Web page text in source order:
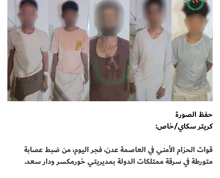
حفظ الصورة
كريتر سكاي/خاص:
قوات الحزام الأمني في العاصمة عدن، فجر اليوم، من ضبط عصابة
متورطة في سرقة ممتلكات الدولة بمديريتي خورمكسر ودار سعد.